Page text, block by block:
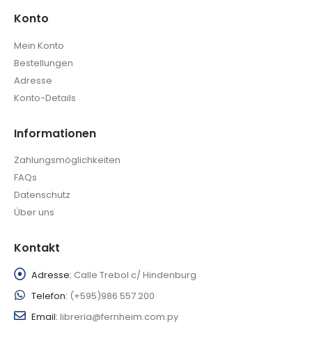
Konto
Mein Konto
Bestellungen
Adresse
Konto-Details
Informationen
Zahlungsmöglichkeiten
FAQs
Datenschutz
Über uns
Kontakt
Adresse: Calle Trebol c/ Hindenburg
Telefon: (+595)986 557 200
Email: libreria@fernheim.com.py